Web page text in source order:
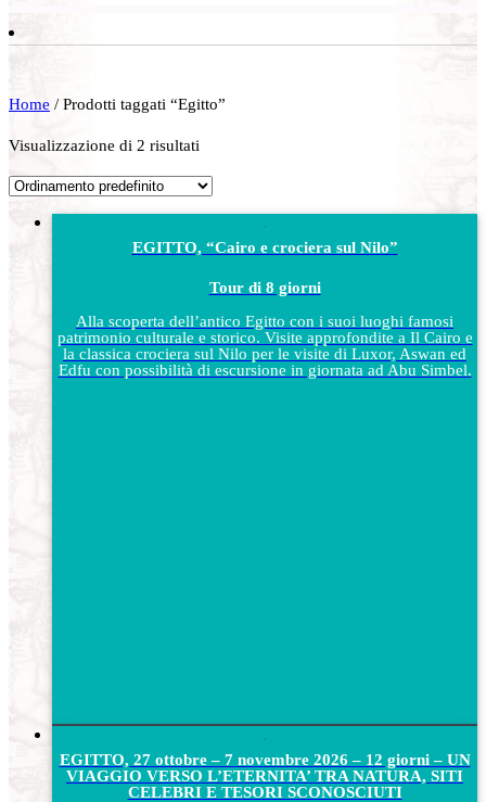
Home / Prodotti taggati “Egitto”
Visualizzazione di 2 risultati
EGITTO, “Cairo e crociera sul Nilo”
Tour di 8 giorni
Alla scoperta dell’antico Egitto con i suoi luoghi famosi
patrimonio culturale e storico. Visite approfondite a Il Cairo e
la classica crociera sul Nilo per le visite di Luxor, Aswan ed
Edfu con possibilità di escursione in giornata ad Abu Simbel.
EGITTO, 27 ottobre – 7 novembre 2026 – 12 giorni – UN
VIAGGIO VERSO L’ETERNITA’ TRA NATURA, SITI
CELEBRI E TESORI SCONOSCIUTI